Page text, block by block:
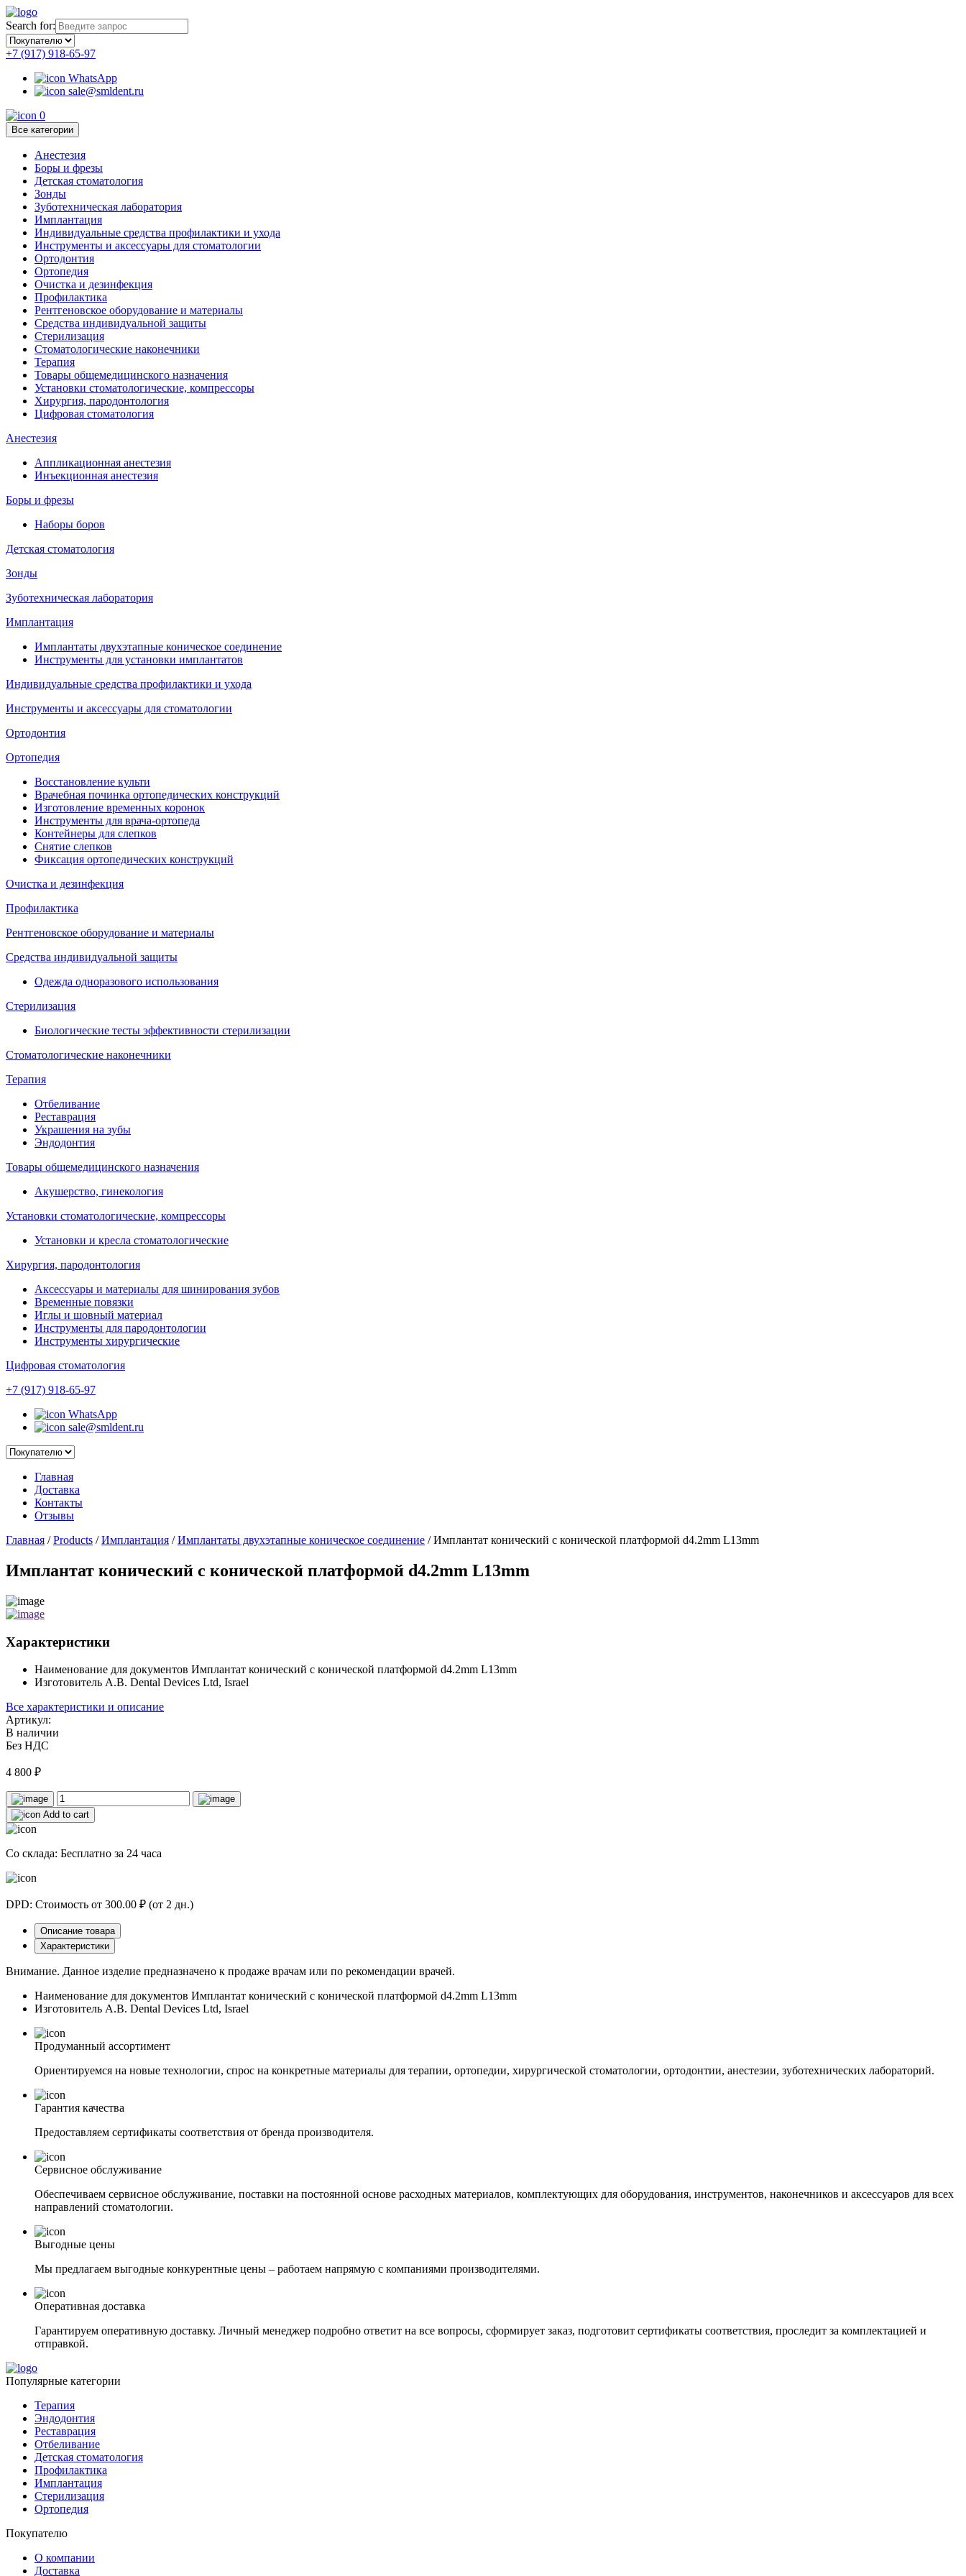
Search for:
+7 (917) 918-65-97
WhatsApp
sale@smldent.ru
0
Все категории
Анестезия
Боры и фрезы
Детская стоматология
Зонды
Зуботехническая лаборатория
Имплантация
Индивидуальные средства профилактики и ухода
Инструменты и аксессуары для стоматологии
Ортодонтия
Ортопедия
Очистка и дезинфекция
Профилактика
Рентгеновское оборудование и материалы
Средства индивидуальной защиты
Стерилизация
Стоматологические наконечники
Терапия
Товары общемедицинского назначения
Установки стоматологические, компрессоры
Хирургия, пародонтология
Цифровая стоматология
Анестезия
Аппликационная анестезия
Инъекционная анестезия
Боры и фрезы
Наборы боров
Детская стоматология
Зонды
Зуботехническая лаборатория
Имплантация
Имплантаты двухэтапные коническое соединение
Инструменты для установки имплантатов
Индивидуальные средства профилактики и ухода
Инструменты и аксессуары для стоматологии
Ортодонтия
Ортопедия
Восстановление культи
Врачебная починка ортопедических конструкций
Изготовление временных коронок
Инструменты для врача-ортопеда
Контейнеры для слепков
Снятие слепков
Фиксация ортопедических конструкций
Очистка и дезинфекция
Профилактика
Рентгеновское оборудование и материалы
Средства индивидуальной защиты
Одежда одноразового использования
Стерилизация
Биологические тесты эффективности стерилизации
Стоматологические наконечники
Терапия
Отбеливание
Реставрация
Украшения на зубы
Эндодонтия
Товары общемедицинского назначения
Акушерство, гинекология
Установки стоматологические, компрессоры
Установки и кресла стоматологические
Хирургия, пародонтология
Аксессуары и материалы для шинирования зубов
Временные повязки
Иглы и шовный материал
Инструменты для пародонтологии
Инструменты хирургические
Цифровая стоматология
+7 (917) 918-65-97
WhatsApp
sale@smldent.ru
Главная
Доставка
Контакты
Отзывы
Главная / Products / Имплантация / Имплантаты двухэтапные коническое соединение /Имплантат конический с конической платформой d4.2mm L13mm
Имплантат конический с конической платформой d4.2mm L13mm
Характеристики
Наименование для документов Имплантат конический с конической платформой d4.2mm L13mm
Изготовитель A.B. Dental Devices Ltd, Israel
Все характеристики и описание
Артикул:
В наличии
Без НДС
4 800 ₽
Add to cart
Со склада: Бесплатно за 24 часа
DPD: Стоимость от 300.00 ₽ (от 2 дн.)
Описание товара
Характеристики
Внимание. Данное изделие предназначено к продаже врачам или по рекомендации врачей.
Наименование для документов Имплантат конический с конической платформой d4.2mm L13mm
Изготовитель A.B. Dental Devices Ltd, Israel
Продуманный ассортимент
Ориентируемся на новые технологии, спрос на конкретные материалы для терапии, ортопедии, хирургической стоматологии, ортодонтии, анестезии, зуботехнических лабораторий.
Гарантия качества
Предоставляем сертификаты соответствия от бренда производителя.
Сервисное обслуживание
Обеспечиваем сервисное обслуживание, поставки на постоянной основе расходных материалов, комплектующих для оборудования, инструментов, наконечников и аксессуаров для всех
направлений стоматологии.
Выгодные цены
Мы предлагаем выгодные конкурентные цены – работаем напрямую с компаниями производителями.
Оперативная доставка
Гарантируем оперативную доставку. Личный менеджер подробно ответит на все вопросы, сформирует заказ, подготовит сертификаты соответствия, проследит за комплектацией и
отправкой.
Популярные категории
Терапия
Эндодонтия
Реставрация
Отбеливание
Детская стоматология
Профилактика
Имплантация
Стерилизация
Ортопедия
Покупателю
О компании
Доставка